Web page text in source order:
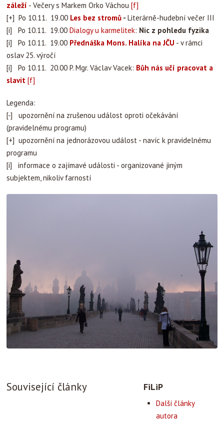
záleží - Večery s Markem Orko Váchou [f]
[+] Po 10.11. 19.00 Les bez stromů - Literárně-hudební večer III
[i] Po 10.11. 19.00 Dialogy u karmelitek: Nic z pohledu fyzika
[i] Po 10.11. 19.00 Přednáška Mons. Halíka na JČU - v rámci
oslav 25. výročí
[i] Po 10.11. 20.00 P. Mgr. Václav Vacek: Bůh nás učí pracovat a
slavit [f]
Legenda:
[-] upozornění na zrušenou událost oproti očekávání
(pravidelnému programu)
[+] upozornění na jednorázovou událost - navíc k pravidelnému
programu
[i] informace o zajímavé události - organizované jiným
subjektem, nikoliv farností
Související články FiLiP
Další články
autora